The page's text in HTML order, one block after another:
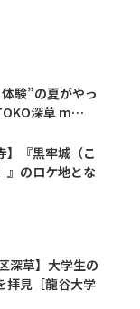
験”の夏がやっ
深草 m…
】『黒牢城（こ
』のロケ地とな
深草】大学生の
拝見［龍谷大学